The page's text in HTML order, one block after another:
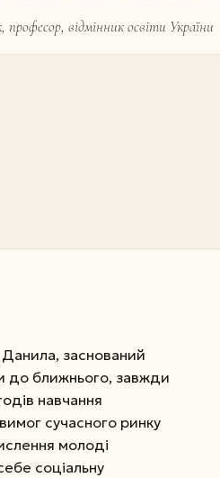
відмінник освіти України
заснований
до ближнього, завжди
навчання
сучасного ринку
молоді
соціальну